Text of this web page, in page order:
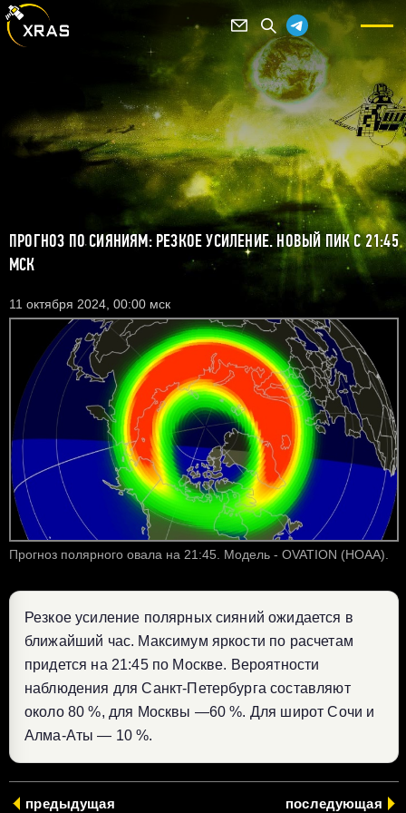
ПРОГНОЗ ПО СИЯНИЯМ: РЕЗКОЕ УСИЛЕНИЕ. НОВЫЙ ПИК С 21:45
МСК
11 октября 2024, 00:00 мск
Прогноз полярного овала на 21:45. Модель - OVATION (НОАА).
Резкое усиление полярных сияний ожидается в
ближайший час. Максимум яркости по расчетам
придется на 21:45 по Москве. Вероятности
наблюдения для Санкт-Петербурга составляют
около 80 %, для Москвы —60 %. Для широт Сочи и
Алма-Аты — 10 %.
предыдущая последующая